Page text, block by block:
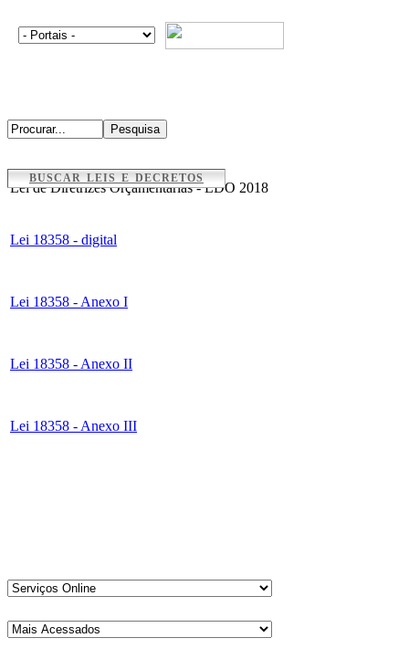
BUSCAR LEIS E DECRETOS
Lei de Diretrizes Orçamentárias - LDO 2018
Lei 18358 - digital
Lei 18358 - Anexo I
Lei 18358 - Anexo II
Lei 18358 - Anexo III